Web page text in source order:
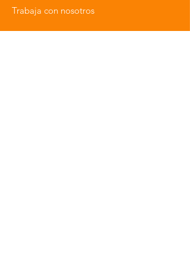
Trabaja con nosotros